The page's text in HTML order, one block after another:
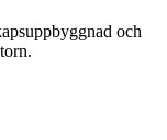
och